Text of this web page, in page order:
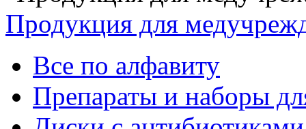
Продукция для
Все по алфавиту
Препараты и наборы